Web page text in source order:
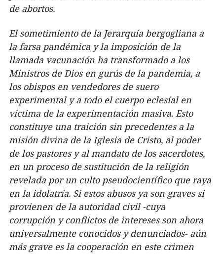
de abortos.
El sometimiento de la Jerarquía bergogliana a
la farsa pandémica y la imposición de la
llamada vacunación ha transformado a los
Ministros de Dios en gurús de la pandemia, a
los obispos en vendedores de suero
experimental y a todo el cuerpo eclesial en
víctima de la experimentación masiva. Esto
constituye una traición sin precedentes a la
misión divina de la Iglesia de Cristo, al poder
de los pastores y al mandato de los sacerdotes,
en un proceso de sustitución de la religión
revelada por un culto pseudocientífico que raya
en la idolatría. Si estos abusos ya son graves si
provienen de la autoridad civil -cuya
corrupción y conflictos de intereses son ahora
universalmente conocidos y denunciados- aún
más grave es la cooperación en este crimen